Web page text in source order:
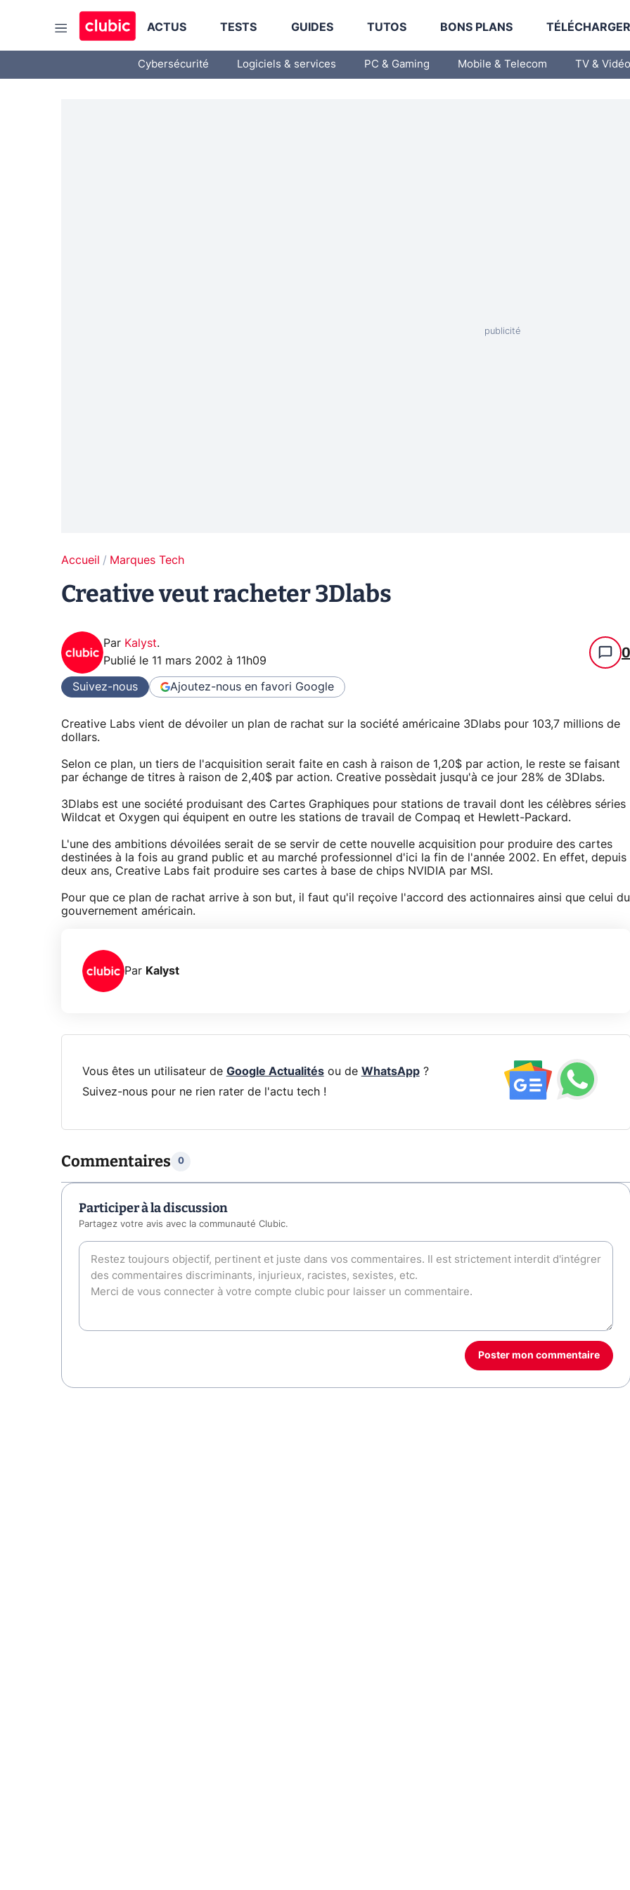
ACTUS TESTS GUIDES TUTOS BONS PLANS
Cybersécurité Logiciels & services PC & Gaming Mobile & Telecom TV & Vidéo
Accueil Marques Tech
Creative veut racheter 3Dlabs
Par Kalyst.
Publié le 11 mars 2002 à 11h09 0
Suivez-nous Ajoutez-nous en favori Google
Creative Labs vient de dévoiler un plan de rachat sur la société américaine 3Dlabs pour 103,7 millions de
dollars.
Selon ce plan, un tiers de l'acquisition serait faite en cash à raison de 1,20$ par action, le reste se faisant
par échange de titres à raison de 2,40$ par action. Creative possèdait jusqu'à ce jour 28% de 3Dlabs.
3Dlabs est une société produisant des Cartes Graphiques pour stations de travail dont les célèbres séries
Wildcat et Oxygen qui équipent en outre les stations de travail de Compaq et Hewlett-Packard.
L'une des ambitions dévoilées serait de se servir de cette nouvelle acquisition pour produire des cartes
destinées à la fois au grand public et au marché professionnel d'ici la fin de l'année 2002. En effet, depuis
deux ans, Creative Labs fait produire ses cartes à base de chips NVIDIA par MSI.
Pour que ce plan de rachat arrive à son but, il faut qu'il reçoive l'accord des actionnaires ainsi que celui du
gouvernement américain.
Par Kalyst
Vous êtes un utilisateur de Google Actualitésou de WhatsApp?
Suivez-nous pour ne rien rater de l'actu tech !
Commentaires 0
Participer à la discussion
Partagez votre avis avec la communauté Clubic.
Poster mon commentaire